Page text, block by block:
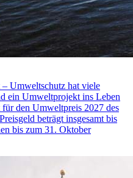
Umweltschutz hat viele
ein Umweltprojekt ins Leben
den Umweltpreis 2027 des
beträgt insgesamt bis
bis zum 31. Oktober